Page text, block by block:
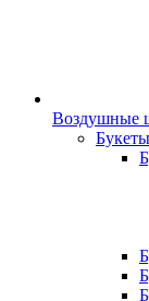
Воздушные